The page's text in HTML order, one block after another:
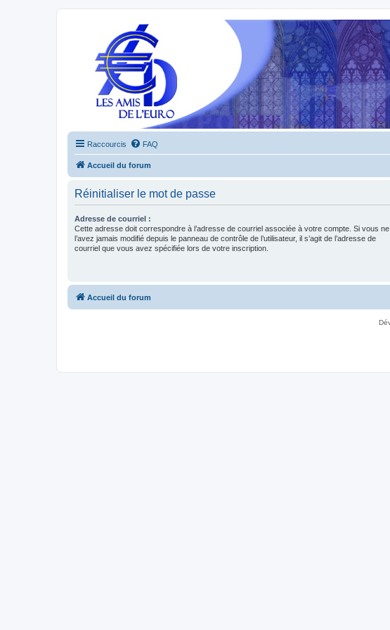
Raccourcis FAQ
Accueil du forum
Réinitialiser le mot de passe
Adresse de courriel :
Cette adresse doit correspondre à l’adresse de courriel associée à votre compte. Si vous ne
l’avez jamais modifié depuis le panneau de contrôle de l’utilisateur, il s’agit de l’adresse de
courriel que vous avez spécifiée lors de votre inscription.
Accueil du forum